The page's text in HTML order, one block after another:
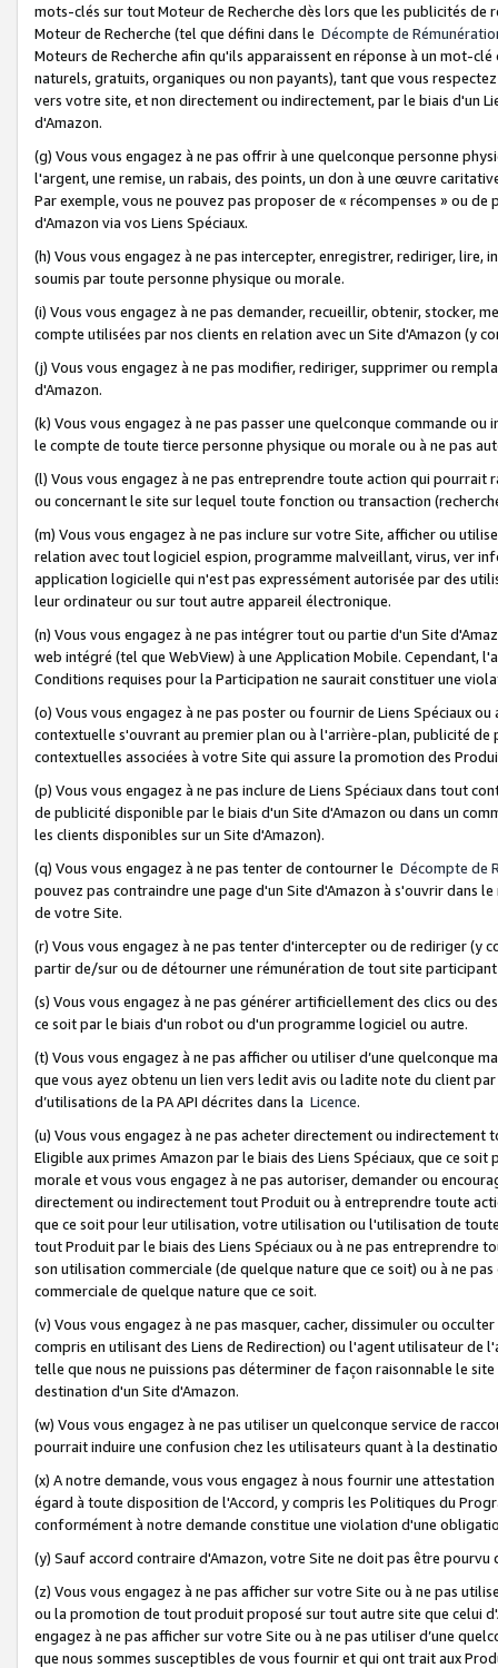
mots-clés sur tout Moteur de Recherche dès lors que les publicités de
Moteur de Recherche (tel que défini dans le Décompte de
Moteurs de Recherche afin qu'ils apparaissent en réponse à un mot-
naturels, gratuits, organiques ou non payants), tant que vous
vers votre site, et non directement ou indirectement, par le biais d'un
d'Amazon.
(g) Vous vous engagez à ne pas offrir à une quelconque personne
l'argent, une remise, un rabais, des points, un don à une œuvre
Par exemple, vous ne pouvez pas proposer de « récompenses » ou
d'Amazon via vos Liens Spéciaux.
(h) Vous vous engagez à ne pas intercepter, enregistrer, rediriger,
soumis par toute personne physique ou morale.
(i) Vous vous engagez à ne pas demander, recueillir, obtenir, stocker,
compte utilisées par nos clients en relation avec un Site d'Amazon (y
(j) Vous vous engagez à ne pas modifier, rediriger, supprimer ou
d'Amazon.
(k) Vous vous engagez à ne pas passer une quelconque commande
le compte de toute tierce personne physique ou morale ou à ne pas
(l) Vous vous engagez à ne pas entreprendre toute action qui
ou concernant le site sur lequel toute fonction ou transaction
(m) Vous vous engagez à ne pas inclure sur votre Site, afficher ou
relation avec tout logiciel espion, programme malveillant, virus, ver
application logicielle qui n'est pas expressément autorisée par des
leur ordinateur ou sur tout autre appareil électronique.
(n) Vous vous engagez à ne pas intégrer tout ou partie d'un Site
web intégré (tel que WebView) à une Application Mobile. Cependant,
Conditions requises pour la Participation ne saurait constituer une
(o) Vous vous engagez à ne pas poster ou fournir de Liens Spéciaux
contextuelle s'ouvrant au premier plan ou à l'arrière-plan, publicité
contextuelles associées à votre Site qui assure la promotion des
(p) Vous vous engagez à ne pas inclure de Liens Spéciaux dans tout
de publicité disponible par le biais d'un Site d'Amazon ou dans un
les clients disponibles sur un Site d'Amazon).
(q) Vous vous engagez à ne pas tenter de contourner le Décompte de
pouvez pas contraindre une page d'un Site d'Amazon à s'ouvrir dans
de votre Site.
(r) Vous vous engagez à ne pas tenter d'intercepter ou de rediriger
partir de/sur ou de détourner une rémunération de tout site
(s) Vous vous engagez à ne pas générer artificiellement des clics ou
ce soit par le biais d'un robot ou d'un programme logiciel ou autre.
(t) Vous vous engagez à ne pas afficher ou utiliser d’une quelconque
que vous ayez obtenu un lien vers ledit avis ou ladite note du client
d’utilisations de la PA API décrites dans la Licence.
(u) Vous vous engagez à ne pas acheter directement ou
Eligible aux primes Amazon par le biais des Liens Spéciaux, que ce
morale et vous vous engagez à ne pas autoriser, demander ou
directement ou indirectement tout Produit ou à entreprendre toute
que ce soit pour leur utilisation, votre utilisation ou l'utilisation de
tout Produit par le biais des Liens Spéciaux ou à ne pas entreprendre
son utilisation commerciale (de quelque nature que ce soit) ou à ne
commerciale de quelque nature que ce soit.
(v) Vous vous engagez à ne pas masquer, cacher, dissimuler ou
compris en utilisant des Liens de Redirection) ou l'agent utilisateur
telle que nous ne puissions pas déterminer de façon raisonnable le
destination d'un Site d'Amazon.
(w) Vous vous engagez à ne pas utiliser un quelconque service de
pourrait induire une confusion chez les utilisateurs quant à la
(x) A notre demande, vous vous engagez à nous fournir une
égard à toute disposition de l'Accord, y compris les Politiques du
conformément à notre demande constitue une violation d'une
(y) Sauf accord contraire d'Amazon, votre Site ne doit pas être
(z) Vous vous engagez à ne pas afficher sur votre Site ou à ne pas
ou la promotion de tout produit proposé sur tout autre site que celui
engagez à ne pas afficher sur votre Site ou à ne pas utiliser d’une
que nous sommes susceptibles de vous fournir et qui ont trait aux